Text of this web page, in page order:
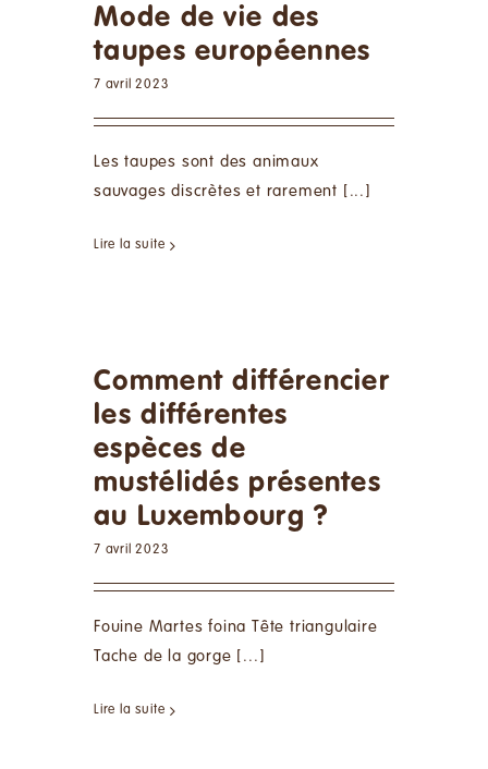
Mode de vie des
taupes européennes
7 avril 2023
Les taupes sont des animaux
sauvages discrètes et rarement [...]
Lire la suite
Comment différencier
les différentes
espèces de
mustélidés présentes
au Luxembourg ?
7 avril 2023
Fouine Martes foina Tête triangulaire
Tache de la gorge [...]
Lire la suite